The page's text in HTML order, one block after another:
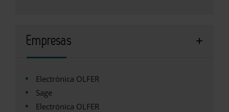
Empresas
Electrónica OLFER
Sage
Electrónica OLFER